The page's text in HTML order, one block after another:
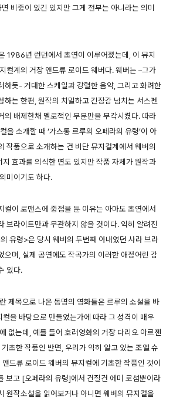
비중이 있긴 있지만 그게 전부는 아니라는 의미
1986년 런던에서 초연이 이루어졌는데, 이 뮤지
컬계의 거장 앤드류 로이드 웨버다. 웨버는 –그가
하듯- 거대한 스케일과 강렬한 음악, 그리고 화려한
하는 한편, 원작의 치밀하고 긴장감 넘치는 서스펜
의 배제한채 멜로적인 부분만을 부각시켰다. 따라
을 소개할 때 ‘가스통 르루의 오페라의 유령’이 아
작품으로 소개하는 건 비단 뮤지컬계에서 웨버의
효과를 의식한 면도 있지만 작품 자체가 원작과
미이기도 하다.
컬이 로맨스에 중점을 둔 이유는 아마도 초연에서
브라이트만과 무관하지 않을 것이다. 익히 알려진
유령>은 당시 웨버의 두번째 아내였던 사라 브라
으며, 실제 공연에도 작곡가의 이러한 애정어린 감
있다.
제목으로 나온 동명의 영화들은 르루의 소설을 바
을 바탕으로 만들었는가에 따라 그 성격이 매우
없는데, 예를 들어 호러영화의 거장 다리오 아르젠
초한 작품인 반면, 우리가 익히 알고 있는 조엘 슈
드류 로이드 웨버의 뮤지컬에 기초한 작품인 것이
보고 [오페라의 유령]에서 건질건 에미 로섬뿐이라
원작소설을 읽어보거나 아니면 웨버의 뮤지컬을